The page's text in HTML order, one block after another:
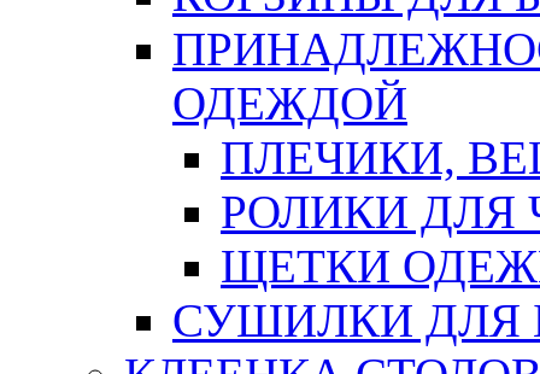
ОДЕЖДОЙ
ПЛЕЧИКИ,
РОЛИКИ ДЛЯ
ЩЕТКИ
СУШИЛКИ ДЛЯ